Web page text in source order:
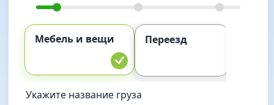
Мебель и вещи Переезд
Укажите название груза